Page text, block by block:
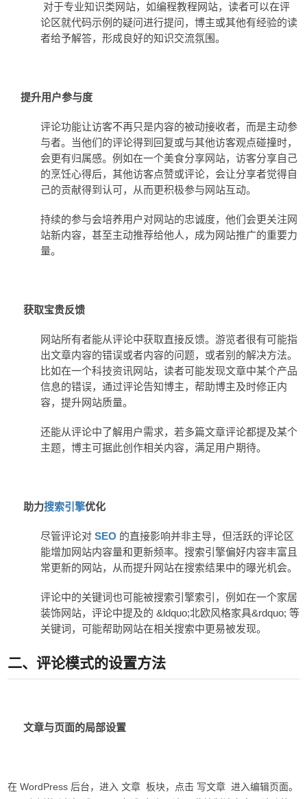
对于专业知识类网站，如编程教程网站，读者可以在评
论区就代码示例的疑问进行提问，博主或其他有经验的读
者给予解答，形成良好的知识交流氛围。
提升用户参与度
评论功能让访客不再只是内容的被动接收者，而是主动参
与者。当他们的评论得到回复或与其他访客观点碰撞时，
会更有归属感。例如在一个美食分享网站，访客分享自己
的烹饪心得后，其他访客点赞或评论，会让分享者觉得自
己的贡献得到认可，从而更积极参与网站互动。
持续的参与会培养用户对网站的忠诚度，他们会更关注网
站新内容，甚至主动推荐给他人，成为网站推广的重要力
量。
获取宝贵反馈
网站所有者能从评论中获取直接反馈。 游览者很有可能指
出文章内容的错误或者内容的问题，或者别的解决方法。
比如在一个科技资讯网站，读者可能发现文章中某个产品
信息的错误，通过评论告知博主，帮助博主及时修正内
容，提升网站质量。
还能从评论中了解用户需求，若多篇文章评论都提及某个
主题，博主可据此创作相关内容，满足用户期待。
助力搜索引擎优化
尽管评论对 SEO 的直接影响并非主导，但活跃的评论区
能增加网站内容量和更新频率。搜索引擎偏好内容丰富且
常更新的网站，从而提升网站在搜索结果中的曝光机会。
评论中的关键词也可能被搜索引擎索引，例如在一个家居
装饰网站，评论中提及的 &ldquo;北欧风格家具&rdquo; 等
关键词，可能帮助网站在相关搜索中更易被发现。
二、评论模式的设置方法
文章与页面的局部设置
在 WordPress 后台，进入 文章 板块，点击 写文章 进入编辑页面。